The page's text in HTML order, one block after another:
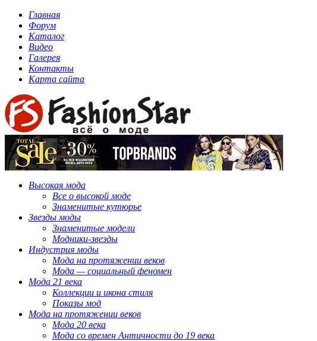
Главная
Форум
Каталог
Видео
Галерея
Контакты
Карта сайта
Высокая мода
Все о высокой моде
Знаменитые кутюрье
Звезды моды
Знаменитые модели
Модники-звезды
Индустрия моды
Мода на протяжении веков
Мода — социальный феномен
Мода 21 века
Коллекции и икона стиля
Показы мод
Мода на протяжении веков
Мода 20 века
Мода со времен Античности до 19 века